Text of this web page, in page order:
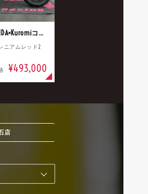
モンキー125 HONDA×Kuromiコラボ
ニアムレッド2
¥493,000
店